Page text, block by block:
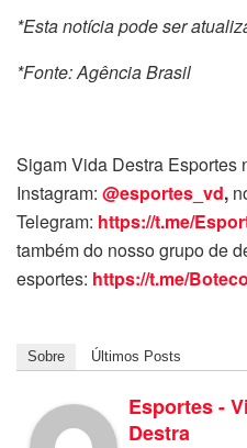
*Esta notícia pode ser
*Fonte: Agência Brasil
Sigam Vida Destra Esportes
Instagram: @esportes_vd,
Telegram: https://t.me/
também do nosso grupo de
esportes: https://t.me/
Sobre Últimos Posts
Esportes -
Destra